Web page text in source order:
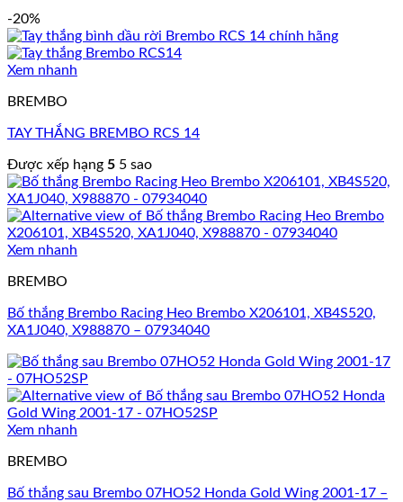
-20%
Xem nhanh
BREMBO
TAY THẮNG BREMBO RCS 14
Được xếp hạng 5 5 sao
Xem nhanh
BREMBO
Bố thắng Brembo Racing Heo Brembo X206101, XB4S520,
XA1J040, X988870 – 07934040
Xem nhanh
BREMBO
Bố thắng sau Brembo 07HO52 Honda Gold Wing 2001-17 –